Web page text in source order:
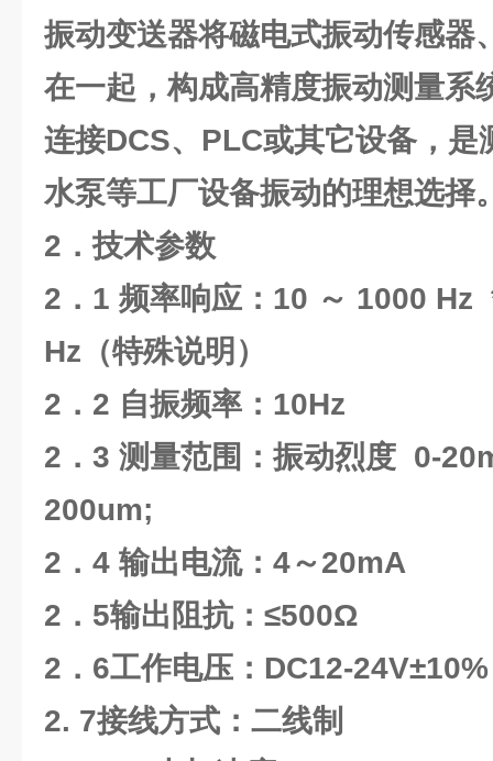
振动变送器将磁电式振动传感器
在一起，构成高精度振动测量系
连接DCS、PLC或其它设备，是
水泵等工厂设备振动的理想选择
2．技术参数
2．1 频率响应：10 ～ 1000
Hz（特殊说明）
2．2 自振频率：10Hz
2．3 测量范围：振动烈度 0-
200um;
2．4 输出电流：4～20mA
2．5输出阻抗：≤500Ω
2．6工作电压：DC12-24V±10%
2. 7接线方式：二线制